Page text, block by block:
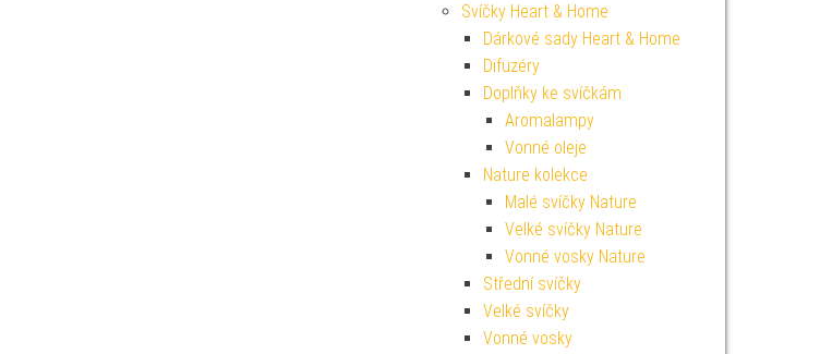
Svíčky Heart & Home
Dárkové sady Heart & Home
Difuzéry
Doplňky ke svíčkám
Aromalampy
Vonné oleje
Nature kolekce
Malé svíčky Nature
Velké svíčky Nature
Vonné vosky Nature
Střední svíčky
Velké svíčky
Vonné vosky